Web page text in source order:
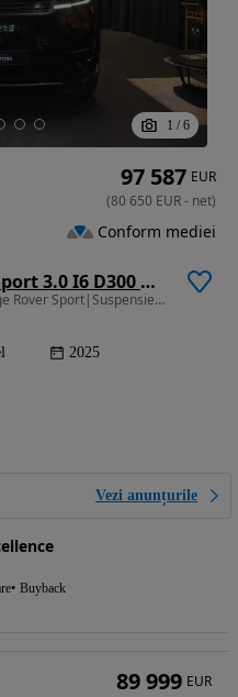
1 / 6
Land Rover Range Rover Sport 3.0 I6 D300 MHEV Dynamic SE
2997 cm3 • 300 CP • Land Rover Range Rover Sport|Suspensie|Soft Close|Meridian|360|
2025
Vezi anunțurile
Buyback
97 587 EUR
(80 650 EUR- net)
Conform mediei
89 999 EUR